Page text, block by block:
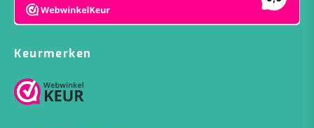
Keurmerken